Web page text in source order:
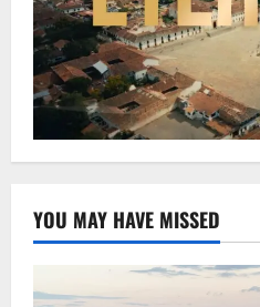
YOU MAY HAVE MISSED